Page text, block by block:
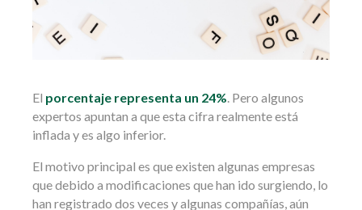
El porcentaje representa un 24%. Pero algunos
expertos apuntan a que esta cifra realmente está
inflada y es algo inferior.
El motivo principal es que existen algunas empresas
que debido a modificaciones que han ido surgiendo, lo
han registrado dos veces y algunas compañías, aún